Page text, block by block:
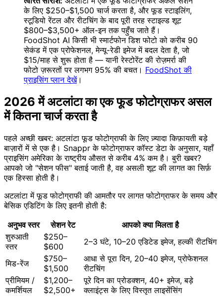
के लिए $250–$1,500 चार्ज करता है, और फूड स्टाइलिंग,
स्टूडियो रेंटल और रीटचिंग के बाद पूरी तरह स्टाइल्ड शूट
$800–$3,500+ ऑल-इन तक पहुँच जाते हैं।
FoodShot AI किसी भी स्मार्टफोन डिश फोटो को करीब 90
सेकंड में एक प्रोफेशनल, मेन्यू-रेडी इमेज में बदल देता है, जो
$15/माह से शुरू होता है — यानी रेस्टोरेंट की रोज़मर्रा की
फोटो ज़रूरतों पर लगभग 95% की बचत। FoodShot की
प्राइसिंग प्लान देखें।
2026 में अटलांटा का एक फूड फोटोग्राफर असल
में कितना चार्ज करता है
पहले अच्छी खबर: अटलांटा फूड फोटोग्राफी के लिए ज़्यादा किफ़ायती बड़े
बाज़ारों में से एक है। Snappr के फोटोग्राफर कॉस्ट डेटा के अनुसार, यहाँ
प्राइसिंग अमेरिका के राष्ट्रीय औसत से करीब 4% कम है। बुरी खबर?
आपको जो "सेशन फीस" बताई जाती है, वह असली शूट की लागत का सिर्फ़
एक हिस्सा होती है।
अटलांटा में फूड फोटोग्राफी की आमतौर पर लागत फोटोग्राफर के समय और
बेसिक एडिटिंग के लिए इतनी होती है:
अनुभव स्तर
सेशन रेट
आपको क्या मिलता है
शुरुआती
स्तर
$250–
$600
2–3 घंटे, 10–20 एडिटेड इमेज, हल्की रीटचिंग
मिड-रेंज
$750–
$1,500
आधा से पूरा दिन, 20–40 इमेज, प्रोफेशनल
रीटचिंग
प्रीमियम /
कमर्शियल
$1,200–
$2,500+
पूरे दिन का प्रोडक्शन, 40+ इमेज, बड़े
क्लाइंट्स के लिए विस्तृत लाइसेंसिंग